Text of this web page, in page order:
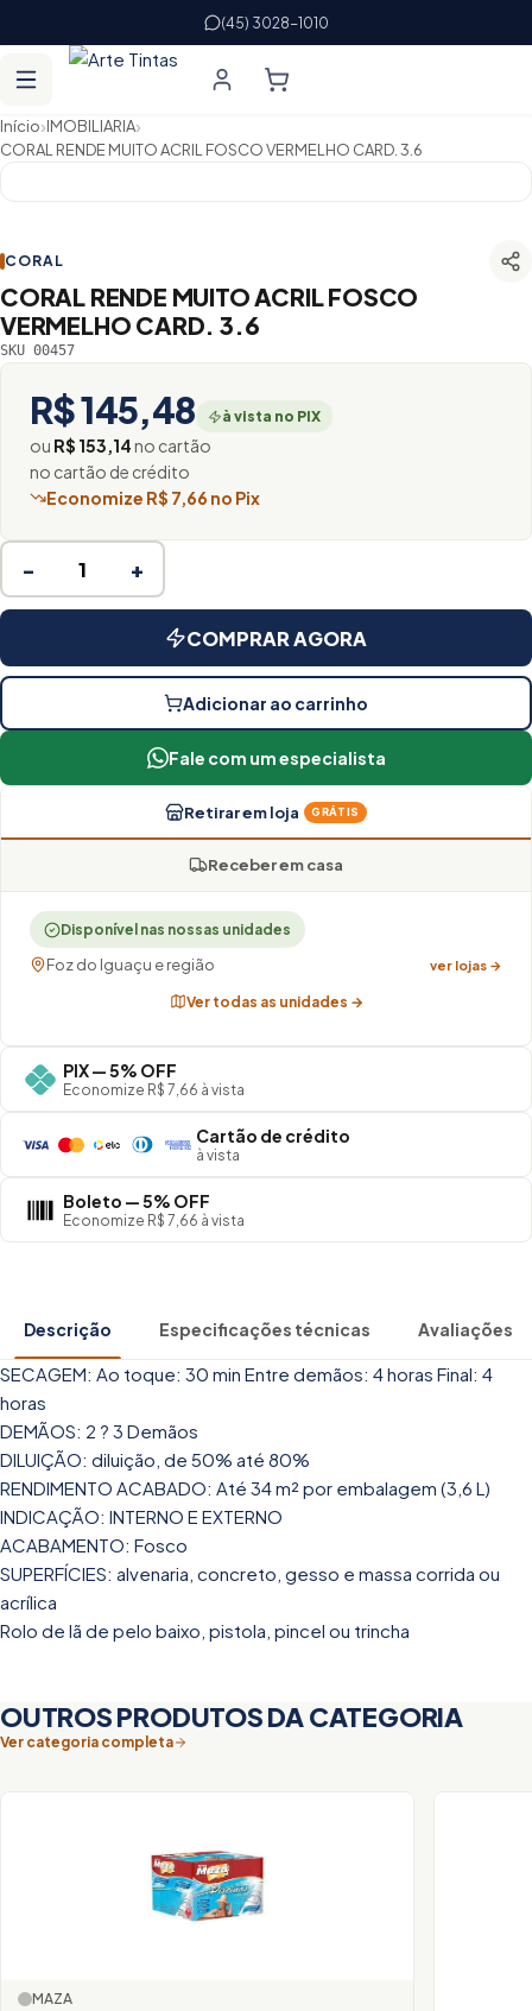
(45) 3028-1010
Início›IMOBILIARIA›
CORAL RENDE MUITO ACRIL FOSCO VERMELHO CARD. 3.6
CORAL
CORAL RENDE MUITO ACRIL FOSCO
VERMELHO CARD. 3.6
SKU 00457
R$ 145,48 à vista no PIX
ou R$ 153,14no cartão
no cartão de crédito
Economize R$ 7,66 no Pix
− +
COMPRAR AGORA
Adicionar ao carrinho
Fale com um especialista
Retirar em loja GRÁTIS
Receber em casa
Disponível nas nossas unidades
Foz do Iguaçu e região ver lojas →
Ver todas as unidades →
PIX — 5% OFF
Economize R$ 7,66 à vista
Cartão de crédito
à vista
Boleto — 5% OFF
Economize R$ 7,66 à vista
Descrição Especificações técnicas Avaliações
SECAGEM: Ao toque: 30 min Entre demãos: 4 horas Final: 4
horas
DEMÃOS: 2 ? 3 Demãos
DILUIÇÃO: diluição, de 50% até 80%
RENDIMENTO ACABADO: Até 34 m² por embalagem (3,6 L)
INDICAÇÃO: INTERNO E EXTERNO
ACABAMENTO: Fosco
SUPERFÍCIES: alvenaria, concreto, gesso e massa corrida ou
acrílica
Rolo de lã de pelo baixo, pistola, pincel ou trincha
OUTROS PRODUTOS DA CATEGORIA
Ver categoria completa
MAZA